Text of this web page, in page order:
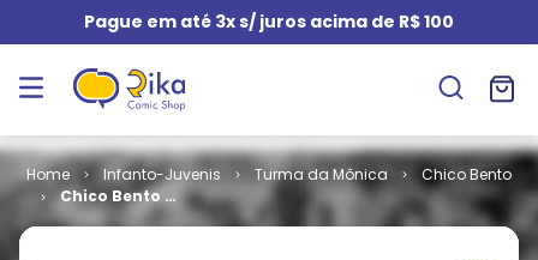
Pague em até 3x s/ juros acima de R$ 100
Infanto-Juvenis Turma da Mônica
Chico Bento
Chico Bento #
225